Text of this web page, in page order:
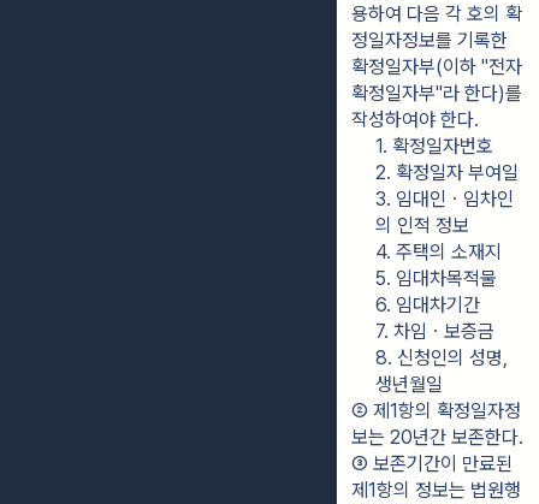
용하여 다음 각 호의 확
정일자정보를 기록한
확정일자부(이하 "전자
확정일자부"라 한다)를
작성하여야 한다.
1. 확정일자번호
2. 확정일자 부여일
3. 임대인ㆍ임차인
의 인적 정보
4. 주택의 소재지
5. 임대차목적물
6. 임대차기간
7. 차임ㆍ보증금
8. 신청인의 성명,
생년월일
② 제1항의 확정일자정
보는 20년간 보존한다.
③ 보존기간이 만료된
제1항의 정보는 법원행